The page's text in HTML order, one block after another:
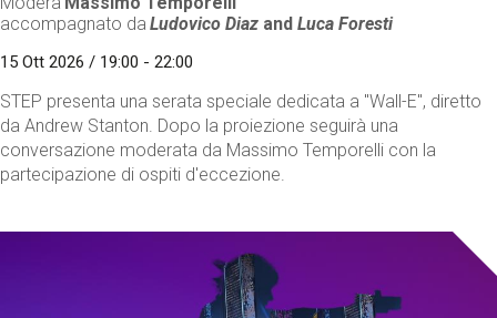
accompagnato da Ludovico Diaz andLuca Foresti
15 Ott 2026 / 19:00 - 22:00
STEP presenta una serata speciale dedicata a "Wall-E", diretto
da Andrew Stanton. Dopo la proiezione seguirà una
conversazione moderata da Massimo Temporelli con la
partecipazione di ospiti d'eccezione.